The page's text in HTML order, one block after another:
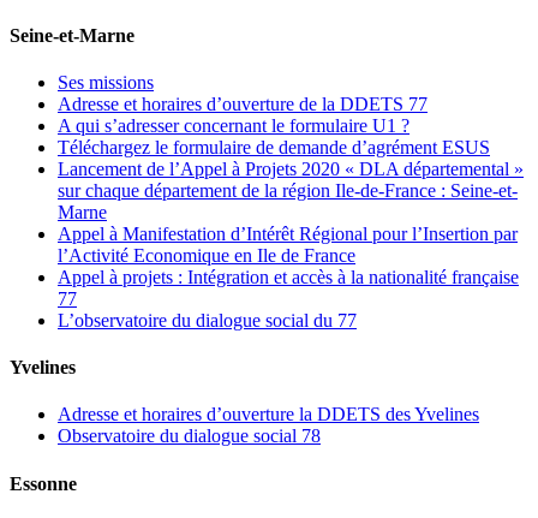
Seine-et-Marne
Ses missions
Adresse et horaires d’ouverture de la DDETS 77
A qui s’adresser concernant le formulaire U1 ?
Téléchargez le formulaire de demande d’agrément ESUS
Lancement de l’Appel à Projets 2020 « DLA départemental »
sur chaque département de la région Ile-de-France : Seine-et-
Marne
Appel à Manifestation d’Intérêt Régional pour l’Insertion par
l’Activité Economique en Ile de France
Appel à projets : Intégration et accès à la nationalité française
77
L’observatoire du dialogue social du 77
Yvelines
Adresse et horaires d’ouverture la DDETS des Yvelines
Observatoire du dialogue social 78
Essonne